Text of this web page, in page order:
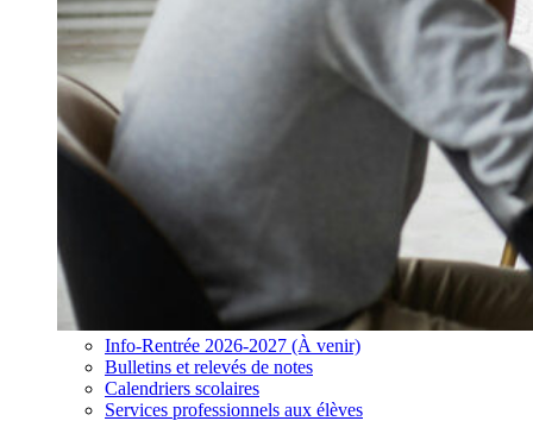
Info-Rentrée 2026-2027 (À venir)
Bulletins et relevés de notes
Calendriers scolaires
Services professionnels aux élèves